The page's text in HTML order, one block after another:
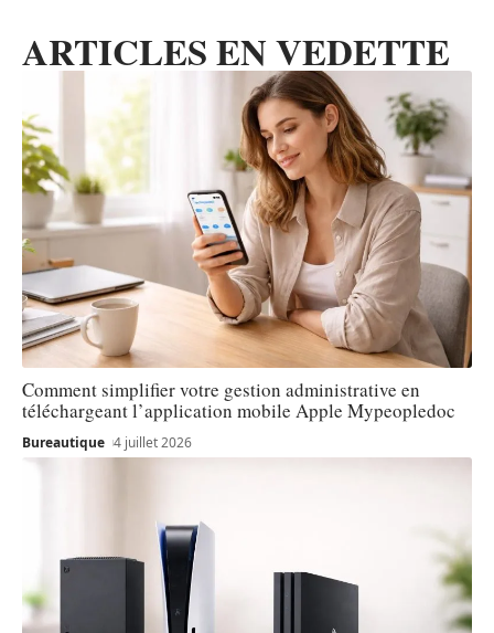
ARTICLES EN VEDETTE
Comment simplifier votre gestion administrative en
téléchargeant l’application mobile Apple Mypeopledoc
Bureautique 4 juillet 2026